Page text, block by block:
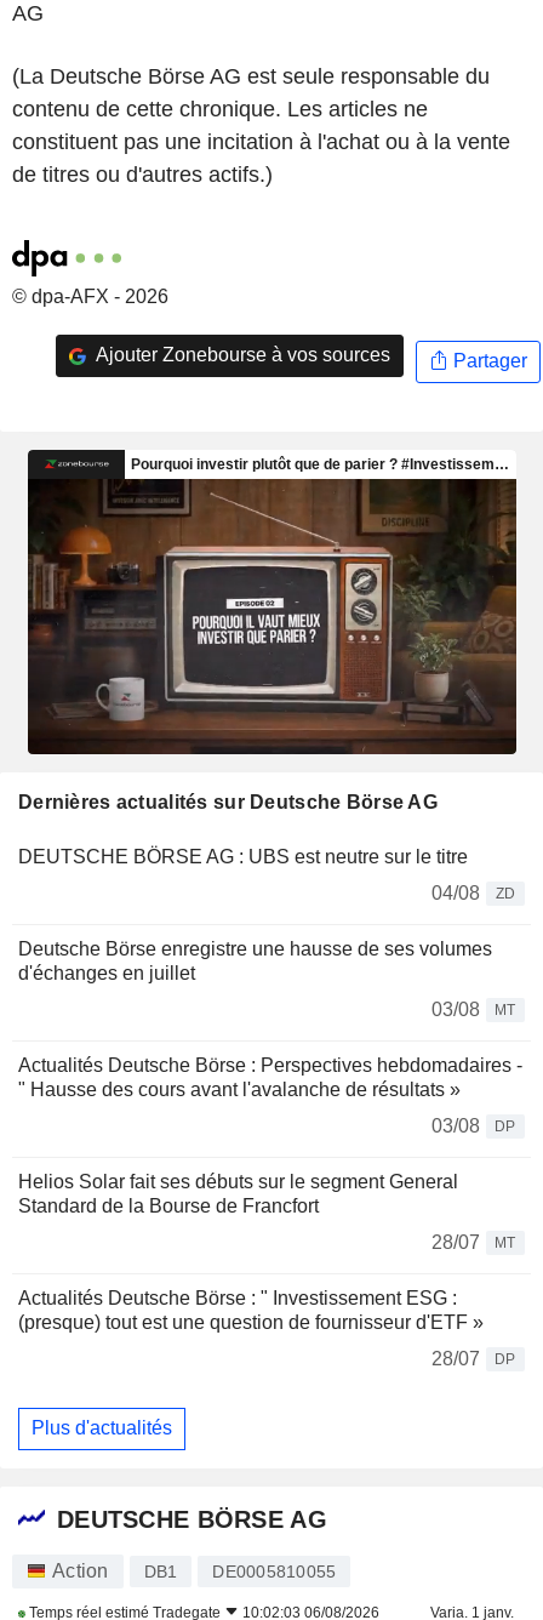
AG
(La Deutsche Börse AG est seule responsable du
contenu de cette chronique. Les articles ne
constituent pas une incitation à l'achat ou à la vente
de titres ou d'autres actifs.)
© dpa-AFX - 2026
Ajouter Zonebourse à vos sources Partager
Dernières actualités sur Deutsche Börse AG
DEUTSCHE BÖRSE AG : UBS est neutre sur le titre
04/08
ZD
Deutsche Börse enregistre une hausse de ses volumes
d'échanges en juillet
03/08
MT
Actualités Deutsche Börse : Perspectives hebdomadaires -
" Hausse des cours avant l'avalanche de résultats »
03/08
DP
Helios Solar fait ses débuts sur le segment General
Standard de la Bourse de Francfort
28/07
MT
Actualités Deutsche Börse : " Investissement ESG :
(presque) tout est une question de fournisseur d'ETF »
28/07
DP
Plus d'actualités
DEUTSCHE BÖRSE AG
Action DB1 DE0005810055
Temps réel estimé Tradegate 10:02:03 06/08/2026 Varia. 1 janv.